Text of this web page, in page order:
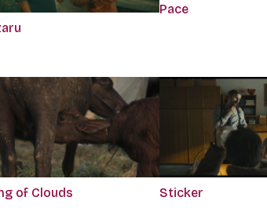
Pace
of Clouds
Sticker